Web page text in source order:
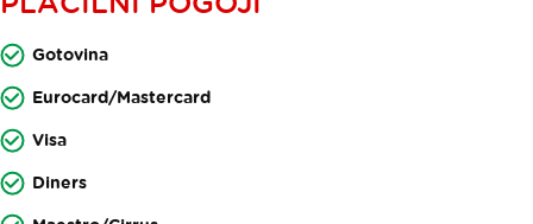
Gotovina
Eurocard/Mastercard
Visa
Diners